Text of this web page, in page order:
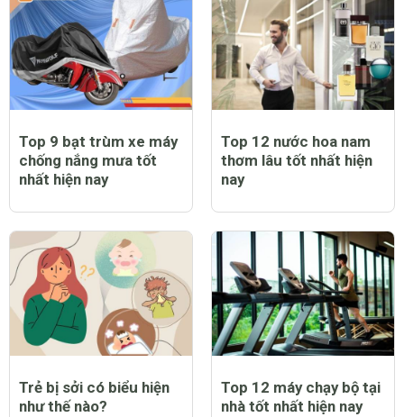
Top 9 bạt trùm xe máy
chống nắng mưa tốt
nhất hiện nay
Top 12 nước hoa nam
thơm lâu tốt nhất hiện
nay
Trẻ bị sởi có biểu hiện
như thế nào?
Top 12 máy chạy bộ tại
nhà tốt nhất hiện nay